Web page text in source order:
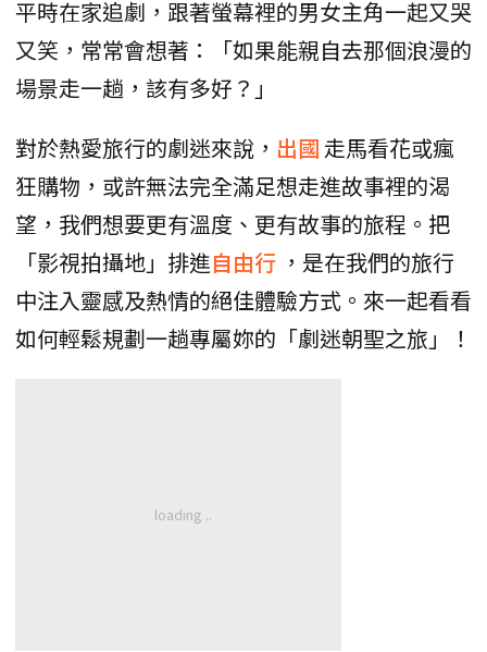
平時在家追劇，跟著螢幕裡的男女主角一起又哭
又笑，常常會想著：「如果能親自去那個浪漫的
場景走一趟，該有多好？」
對於熱愛旅行的劇迷來說， 出國 走馬看花或瘋
狂購物，或許無法完全滿足想走進故事裡的渴
望，我們想要更有溫度、更有故事的旅程。把
「影視拍攝地」排進自由行 ，是在我們的旅行
中注入靈感及熱情的絕佳體驗方式。來一起看看
如何輕鬆規劃一趟專屬妳的「劇迷朝聖之旅」！